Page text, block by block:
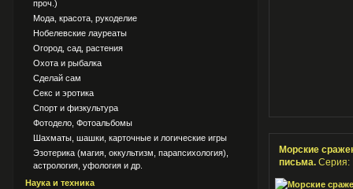
проч.)
Мода, красота, рукоделие
Нобелевские лауреаты
Огород, сад, растения
Охота и рыбалка
Сделай сам
Секс и эротика
Спорт и физкультура
Фотодело, Фотоальбомы
Шахматы, шашки, карточные и логические игры
Эзотерика (магия, оккультизм, парапсихология),
астрология, уфология и др.
Наука и техника
Морские
письма. Серия: